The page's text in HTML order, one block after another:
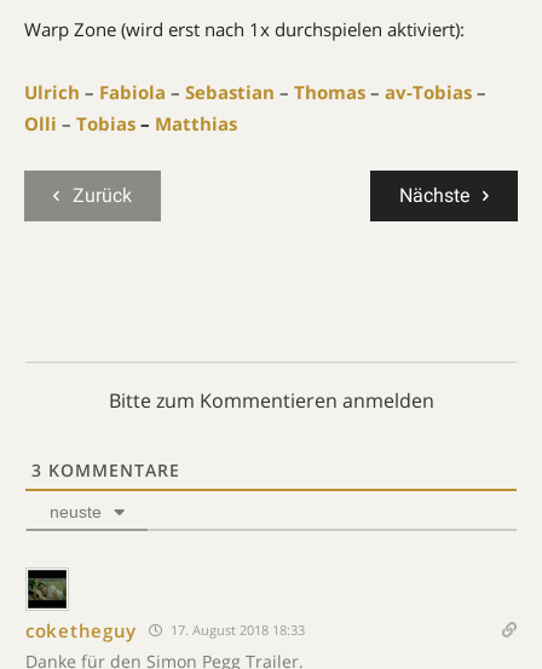
Warp Zone (wird erst nach 1x durchspielen aktiviert):
Ulrich – Fabiola – Sebastian – Thomas – av-Tobias –
Olli – Tobias – Matthias
Zurück Nächste
Bitte zum Kommentieren anmelden
3 KOMMENTARE
neuste
coketheguy 17. August 2018 18:33
Danke für den Simon Pegg Trailer.